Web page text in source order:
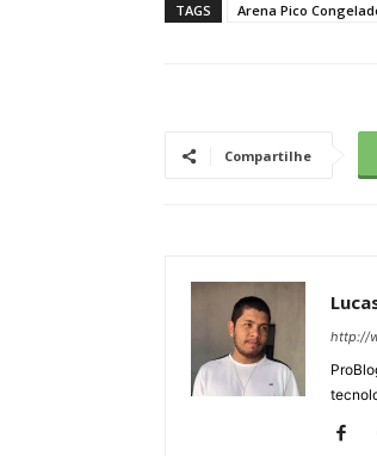
TAGS Arena Pico
Compartilhe
http://